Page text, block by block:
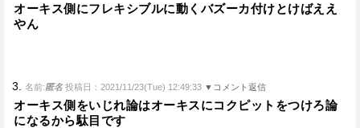
オーキス側にフレキシブルに動くバズーカ付けとけばええ
やん
3. 名前:匿名 投稿日：2021/11/23(Tue) 12:49:33 ▼コメント返信
オーキス側をいじれ論はオーキスにコクピットをつけろ論
になるから駄目です